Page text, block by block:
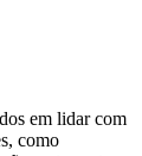
em lidar com
como